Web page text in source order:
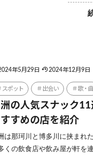
年5月29日 2024年12月9日
スポット 出会い 歌・曲
の人気スナック
すめの店を紹介
は那珂川と博多川に挟まれ
くの飲食店や飲み屋が軒を